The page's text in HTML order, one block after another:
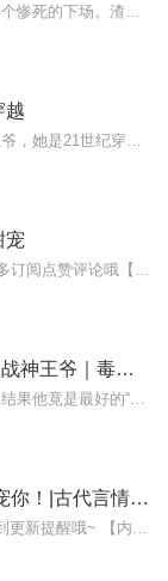
越
宠
【免费】《捡个战神当药引》战神王爷｜毒医王妃｜穿越
免费|空间狂妃:战神王爷，我宠你！|古代言情&战神&空间